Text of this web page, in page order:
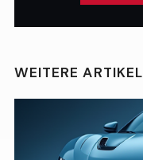
WEITERE ARTIKEL